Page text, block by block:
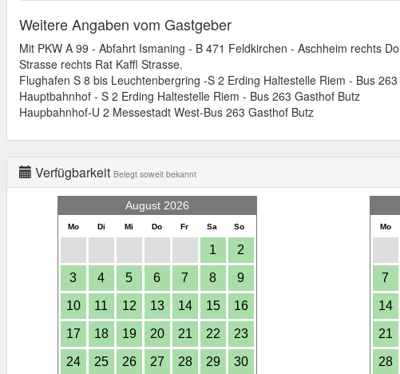
Weitere Angaben vom Gastgeber
Mit PKW A 99 - Abfahrt Ismaning - B 471 Feldkirchen - Aschheim rechts
Strasse rechts Rat Kaffl Strasse.
Flughafen S 8 bis Leuchtenbergring -S 2 Erding Haltestelle Riem - Bus
Hauptbahnhof - S 2 Erding Haltestelle Riem - Bus 263 Gasthof Butz
Haupbahnhof-U 2 Messestadt West-Bus 263 Gasthof Butz
Verfügbarkeit Belegt soweit bekannt
August 2026
Mo Di Mi Do Fr Sa So
1 2
3 4 5 6 7 8 9
10 11 12 13 14 15 16
17 18 19 20 21 22 23
24 25 26 27 28 29 30
Mo
7
14
21
28